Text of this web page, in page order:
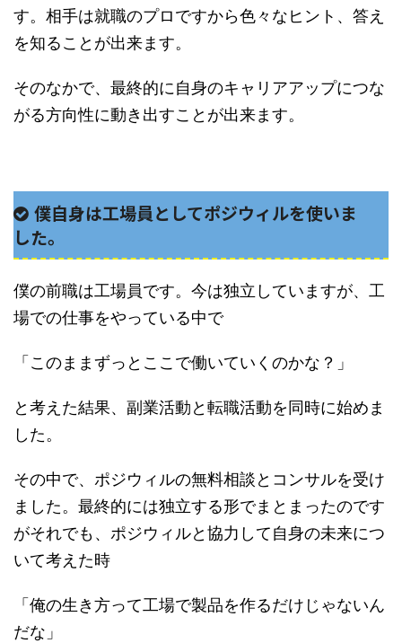
す。相手は就職のプロですから色々なヒント、答え
を知ることが出来ます。
そのなかで、最終的に自身のキャリアアップにつな
がる方向性に動き出すことが出来ます。
僕自身は工場員としてポジウィルを使いま
した。
僕の前職は工場員です。今は独立していますが、工
場での仕事をやっている中で
「このままずっとここで働いていくのかな？」
と考えた結果、副業活動と転職活動を同時に始めま
した。
その中で、ポジウィルの無料相談とコンサルを受け
ました。最終的には独立する形でまとまったのです
がそれでも、ポジウィルと協力して自身の未来につ
いて考えた時
「俺の生き方って工場で製品を作るだけじゃないん
だな」